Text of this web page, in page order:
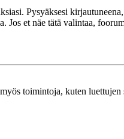
Pysyäksesi
Jos et näe tätä valintaa,
toimintoja, kuten luettujen